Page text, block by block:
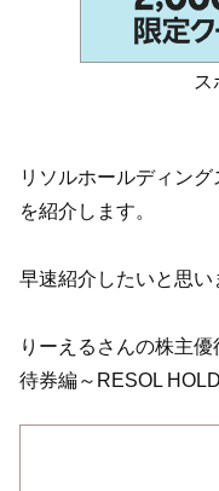
ス
リソルホールディン
を紹介します。
早速紹介したいと思い
りーえるさんの株主
待券編～RESOL